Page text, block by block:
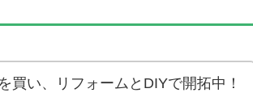
買い、リフォームとDIYで開拓中！